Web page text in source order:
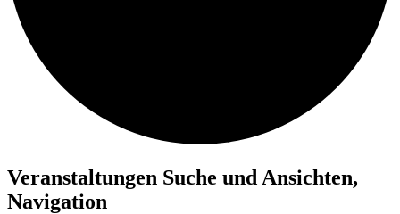
Veranstaltungen Suche und Ansichten,
Navigation